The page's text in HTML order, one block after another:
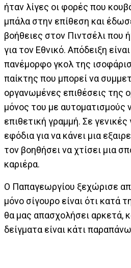
ήταν λίγες οι φορές που
μπάλα στην επίθεση και
βοήθειες στον Πιντσέλι που
για τον Εθνικό. Απόδειξη
πανέμορφο γκολ της
παίκτης που μπορεί να
οργανωμένες επιθέσεις της
μόνος του με αυτοματισμούς
επιθετική γραμμή. Σε
εφόδια για να κάνει μια
τον βοηθήσει να χτίσει μια
καριέρα.
Ο Παπαγεωργίου ξεχώρισε
μόνο σίγουρο είναι ότι κατά
θα μας απασχολήσει αρκετά,
δείγματα είναι κάτι